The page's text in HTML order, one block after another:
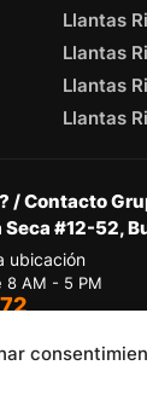
Llantas
Llantas
Llantas
Llantas
/ Contacto
Seca #12-52,
ubicación
8 AM - 5 PM